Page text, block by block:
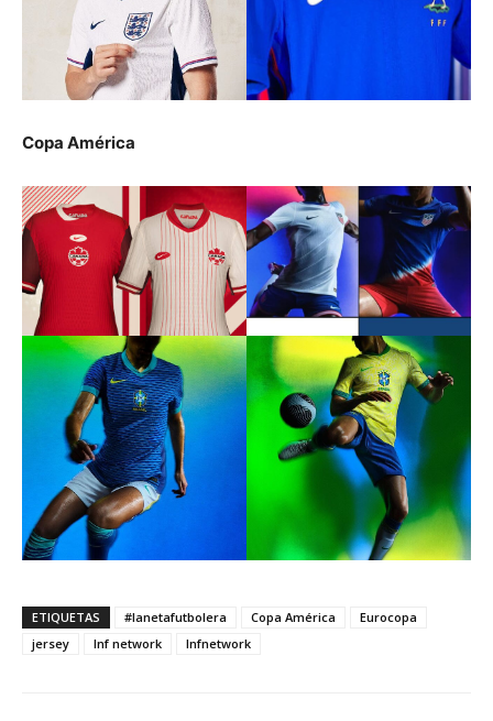
Copa América
ETIQUETAS #lanetafutbolera Copa América
Eurocopa
jersey
lnf network lnfnetwork